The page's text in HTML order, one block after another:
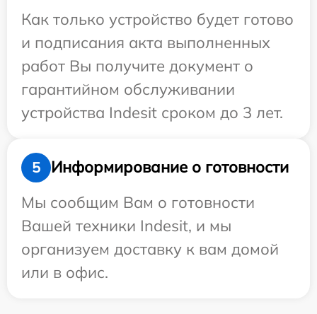
Как только устройство будет готово
и подписания акта выполненных
работ Вы получите документ о
гарантийном обслуживании
устройства Indesit сроком до 3 лет.
5
Информирование о готовности
Мы сообщим Вам о готовности
Вашей техники Indesit, и мы
организуем доставку к вам домой
или в офис.